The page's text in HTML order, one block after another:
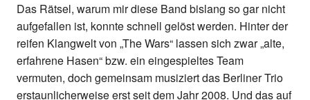
Das Rätsel, warum mir diese Band bislang so gar nicht
aufgefallen ist, konnte schnell gelöst werden. Hinter der
reifen Klangwelt von „The Wars“ lassen sich zwar „alte,
erfahrene Hasen“ bzw. ein eingespieltes Team
vermuten, doch gemeinsam musiziert das Berliner Trio
erstaunlicherweise erst seit dem Jahr 2008. Und das auf